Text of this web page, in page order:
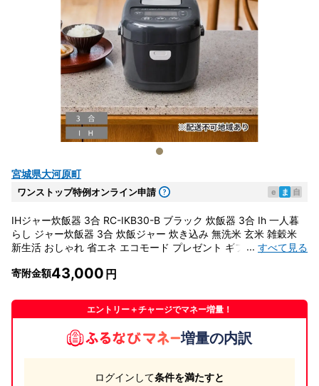
宮城県大河原町
ワンストップ特例オンライン申請 e ま 自
IHジャー炊飯器 3合 RC-IKB30-B ブラック 炊飯器 3合 Ih 一人暮
らし ジャー炊飯器 3合 炊飯ジャー 炊き込み 無洗米 玄米 雑穀米
新生活 おしゃれ 省エネ エコモード プレゼント ギフト アイリスオ
... すべて見る
寄附金額43,000
エントリー＋チャージでマネー増量！
増量の内訳
ログインして条件を満たすと